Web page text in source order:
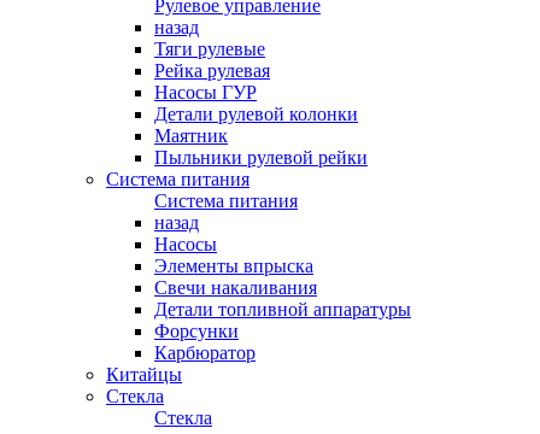
Рулевое управление
назад
Тяги рулевые
Рейка рулевая
Насосы ГУР
Детали рулевой колонки
Маятник
Пыльники рулевой рейки
Система питания
Система питания
назад
Насосы
Элементы впрыска
Свечи накаливания
Детали топливной аппаратуры
Форсунки
Карбюратор
Китайцы
Стекла
Стекла